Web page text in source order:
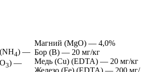
4) —
3) —
Магний (MgO) — 4,0%
Бор (В) — 20 мг/кг
Медь (Cu) (EDTA) — 20 мг/кг
Железо (Fe) (EDTA) — 200 мг/